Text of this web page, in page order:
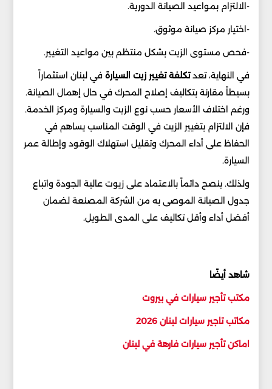
-الالتزام بمواعيد الصيانة الدورية.
-اختيار مركز صيانة موثوق.
-فحص مستوى الزيت بشكل منتظم بين مواعيد التغيير.
في النهاية، تعدتكلفة تغيير زيت السيارةفي لبنان استثماراً
بسيطاً مقارنة بتكاليف إصلاح المحرك في حال إهمال الصيانة.
ورغم اختلاف الأسعار حسب نوع الزيت والسيارة ومركز الخدمة.
فإن الالتزام بتغيير الزيت في الوقت المناسب يساهم في
الحفاظ على أداء المحرك وتقليل استهلاك الوقود وإطالة عمر
السيارة.
ولذلك. ينصح دائماً بالاعتماد على زيوت عالية الجودة واتباع
جدول الصيانة الموصى به من الشركة المصنعة لضمان
أفضل أداء وأقل تكاليف على المدى الطويل.
شاهد أيضًا
مكتب تأجير سيارات في بيروت
مكاتب تاجير سيارات لبنان 2026
اماكن تأجير سيارات فارهة في لبنان